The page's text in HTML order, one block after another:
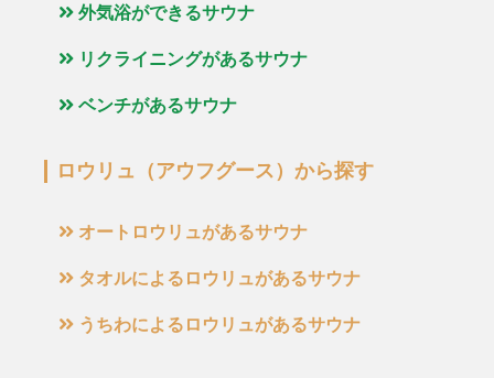
外気浴ができるサウナ
リクライニングがあるサウナ
ベンチがあるサウナ
ロウリュ（アウフグース）から探す
オートロウリュがあるサウナ
タオルによるロウリュがあるサウナ
うちわによるロウリュがあるサウナ